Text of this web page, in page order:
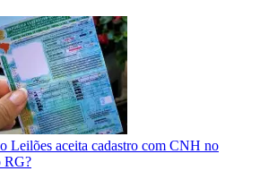
Leilões aceita cadastro com CNH no
RG?